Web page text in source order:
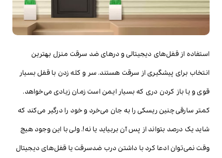
استفاده از قفل‌های دیجیتالی و درهای ضد سرقت منزل بهترین
انتخاب برای پیشگیری از سرقت هستند. سر و کله زدن با قفل بسیار
قوی و یا باز کردن دری که بسیار ایمن است زمان زیادی می‌خواهد.
کمتر سارقی چنین ریسکی را به جان می‌خرد و خود را درگیر می‌کند که
شاید یک درصد بتواند از پس آن بربیاید یا نه!. ولی با این وجود هیچ
وقت نمی‌توان ادعا کرد با داشتن درب ضدسرقت یا قفل‌های دیجیتال